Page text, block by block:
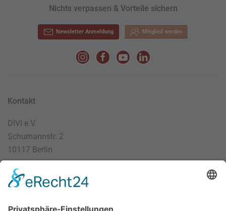
Nichts verpassen & Vorteile sichern
Newsletter Anmeldung Mitglied werden
Kontakt
DIVI e.V.
Schumannstr. 2
10117 Berlin
030 / 4000 56 32